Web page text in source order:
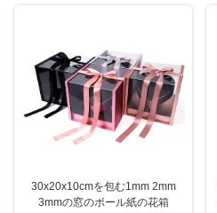
30x20x10cmを包む1mm 2mm
3mmの窓のボール紙の花箱